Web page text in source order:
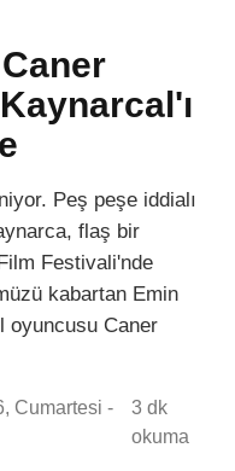
Peş peşe iddialı
flaş bir
Festivali'nde
kabartan Emin
oyuncusu Caner
Cumartesi -
3 dk
okuma